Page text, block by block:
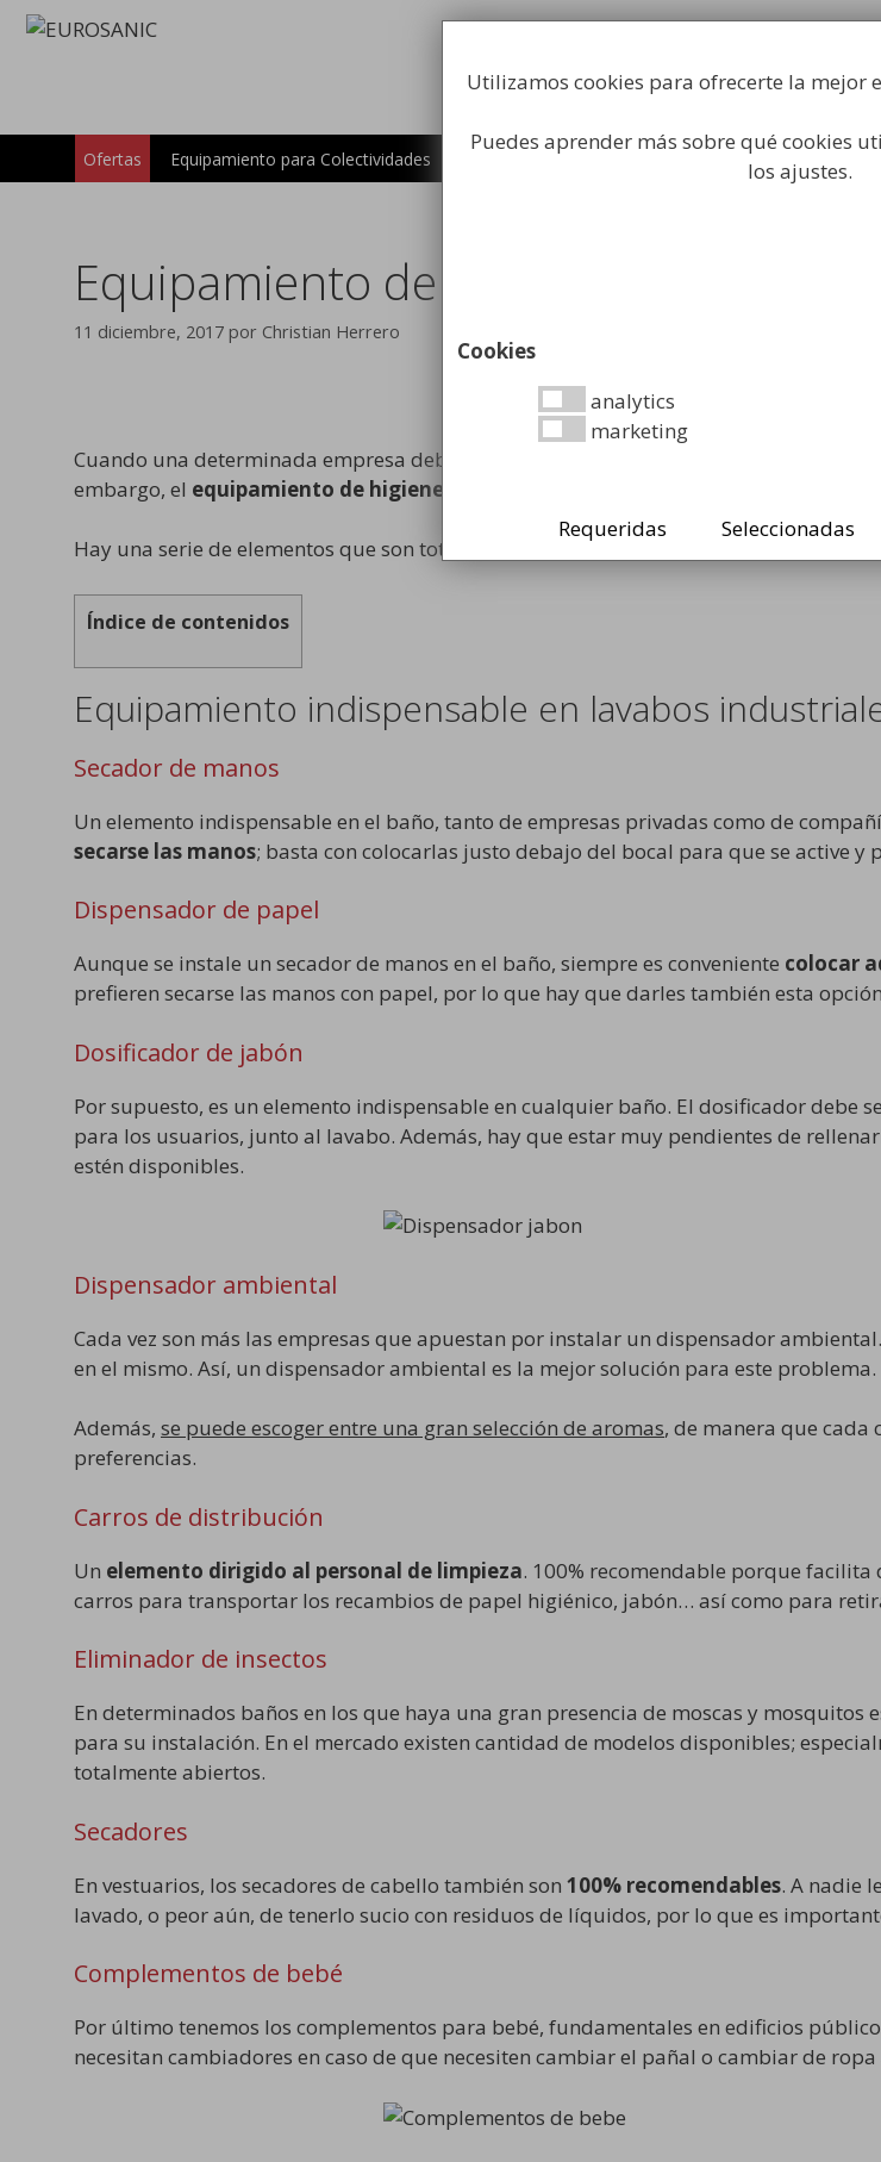
Saltar
Búsqueda
productos
Ofertas Equipamiento para Colectividades Carros Higiene Industrial Papeleras
Equipamiento de higiene industrial
11 diciembre, 2017 por Christian Herrero
Cuando una determinada empresa debe pensar en el equipamiento de sus
embargo, el equipamiento de higiene industrial para lavabos es sumamente
Hay una serie de elementos que son totalmente indispensables en el aseo, los cuales
Índice de contenidos
Equipamiento indispensable en lavabos
Secador de manos
Un elemento indispensable en el baño, tanto de empresas privadas como de
secarse las manos; basta con colocarlas justo debajo del bocal para que se active y
Dispensador de papel
Aunque se instale un secador de manos en el baño, siempre es conveniente colocar
prefieren secarse las manos con papel, por lo que hay que darles también esta
Dosificador de jabón
Por supuesto, es un elemento indispensable en cualquier baño. El dosificador debe
para los usuarios, junto al lavabo. Además, hay que estar muy pendientes de
estén disponibles.
Dispensador ambiental
Cada vez son más las empresas que apuestan por instalar un dispensador
en el mismo. Así, un dispensador ambiental es la mejor solución para este problema.
Además, se puede escoger entre una gran selección de aromas, de manera que cada
preferencias.
Carros de distribución
Un elemento dirigido al personal de limpieza. 100% recomendable porque
carros para transportar los recambios de papel higiénico, jabón… así como para
Eliminador de insectos
En determinados baños en los que haya una gran presencia de moscas y mosquitos
para su instalación. En el mercado existen cantidad de modelos disponibles;
totalmente abiertos.
Secadores
En vestuarios, los secadores de cabello también son 100% recomendables. A nadie
lavado, o peor aún, de tenerlo sucio con residuos de líquidos, por lo que es
Complementos de bebé
Por último tenemos los complementos para bebé, fundamentales en edificios
necesitan cambiadores en caso de que necesiten cambiar el pañal o cambiar de ropa
Utilizamos cookies para ofrecerte la mejor
Puedes aprender más sobre qué cookies
los ajustes.
Cookies
analytics
marketing
Requeridas Seleccionadas